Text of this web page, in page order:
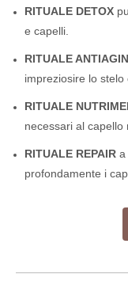
RITUALE DETOX
e capelli.
RITUALE
impreziosire lo stelo
RITUALE
necessari al
RITUALE REPAIR a
profondamente i